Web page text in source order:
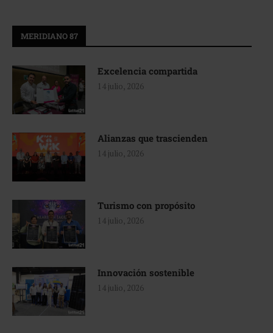
MERIDIANO 87
Excelencia compartida
14 julio, 2026
Alianzas que trascienden
14 julio, 2026
Turismo con propósito
14 julio, 2026
Innovación sostenible
14 julio, 2026